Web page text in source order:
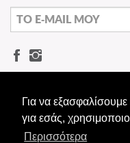
Για να
για εσάς,
Περισσότερα